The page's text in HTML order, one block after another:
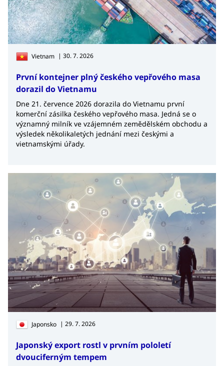
Vietnam | 30. 7. 2026
První kontejner plný českého vepřového masa
dorazil do Vietnamu
Dne 21. července 2026 dorazila do Vietnamu první
komerční zásilka českého vepřového masa. Jedná se o
významný milník ve vzájemném zemědělském obchodu a
výsledek několikaletých jednání mezi českými a
vietnamskými úřady.
Japonsko | 29. 7. 2026
Japonský export rostl v prvním pololetí
dvouciferným tempem